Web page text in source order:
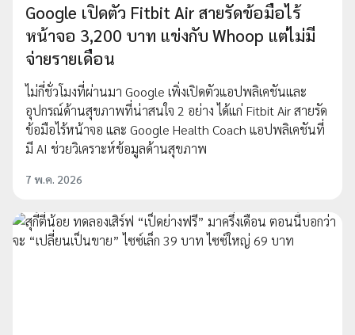
Google เปิดตัว Fitbit Air สายรัดข้อมือไร้
หน้าจอ 3,200 บาท แข่งกับ Whoop แต่ไม่มี
จ่ายรายเดือน
ไม่กี่ชั่วโมงที่ผ่านมา Google เพิ่งเปิดตัวแอปพลิเคชันและ
อุปกรณ์ด้านสุขภาพที่น่าสนใจ 2 อย่าง ได้แก่ Fitbit Air สายรัด
ข้อมือไร้หน้าจอ และ Google Health Coach แอปพลิเคชันที่
มี AI ช่วยวิเคราะห์ข้อมูลด้านสุขภาพ
7 พ.ค. 2026